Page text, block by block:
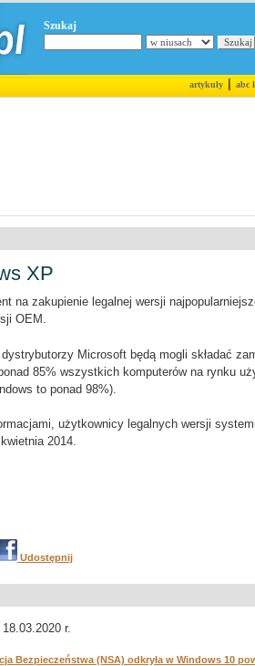
Szukaj
artykuły|abc
XP
na zakupienie legalnej wersji
OEM.
Microsoft będą mogli składać
85% wszystkich komputerów na rynku
to ponad 98%).
użytkownicy legalnych wersji
2014.
Udostępnij
18.03.2020 r.
Bezpieczeństwa (NSA) odkryła w Windows 10